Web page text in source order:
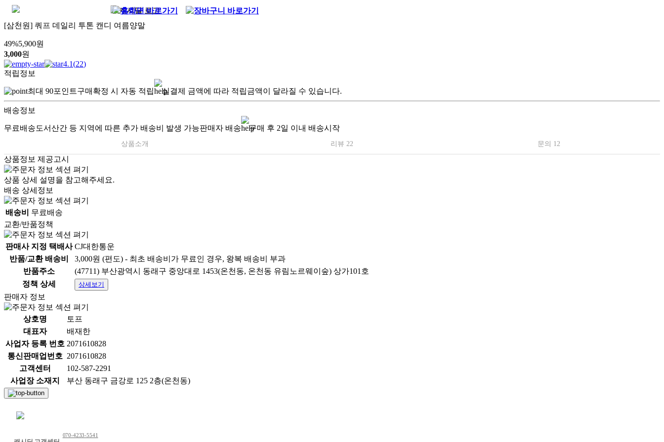
[삼천원] 쿼프 데일리 투톤 캔디 여름양말
49%5,900원
3,000원
4.1(22)
적립정보
최대 90포인트구매확정 시 자동 적립 실결제 금액에 따라 적립금액이 달라질 수 있습니다.
배송정보
무료배송도서산간 등 지역에 따른 추가 배송비 발생 가능판매자 배송 구매 후 2일 이내 배송시작
상품소개 리뷰 22 문의 12
상품정보 제공고시
상품 상세 설명을 참고해주세요.
배송 상세정보
배송비
무료배송
교환/반품정책
판매사 지정 택배사 CJ대한통운
반품/교환 배송비
3,000원 (편도) - 최초 배송비가 무료인 경우, 왕복 배송비 부과
반품주소
(47711) 부산광역시 동래구 중앙대로 1453(온천동, 온천동 유림노르웨이숲) 상가101호
정책 상세
상세보기
판매자 정보
상호명
토프
대표자
배재한
사업자 등록 번호 2071610828
통신판매업번호 2071610828
고객센터
102-587-2291
사업장 소재지
부산 동래구 금강로 125 2층(온천동)
070-4233-5541